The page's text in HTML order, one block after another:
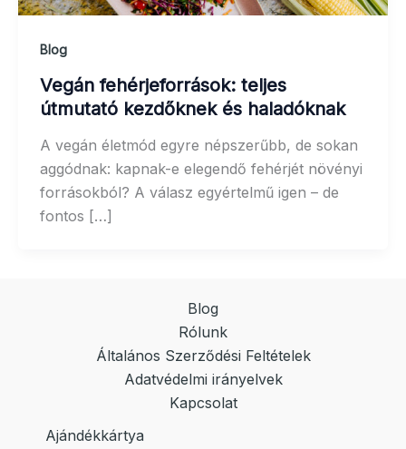
Blog
Vegán fehérjeforrások: teljes
útmutató kezdőknek és haladóknak
A vegán életmód egyre népszerűbb, de sokan
aggódnak: kapnak-e elegendő fehérjét növényi
forrásokból? A válasz egyértelmű igen – de
fontos […]
Blog
Rólunk
Általános Szerződési Feltételek
Adatvédelmi irányelvek
Kapcsolat
Ajándékkártya